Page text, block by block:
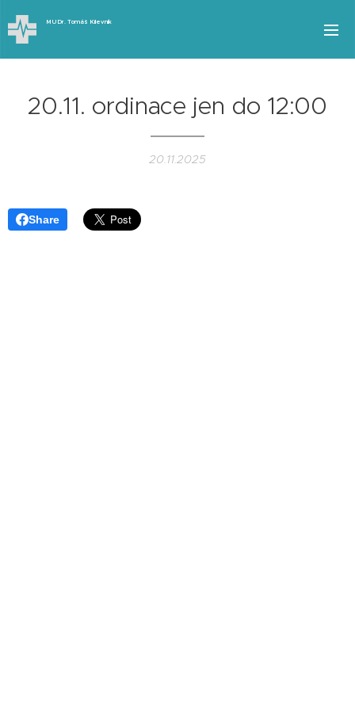
MUDr. Tomáš Kilevník
20.11. ordinace jen do 12:00
20.11.2025
Share